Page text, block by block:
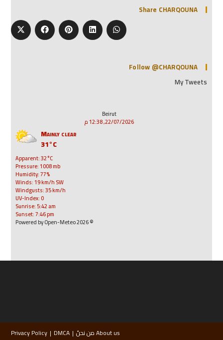
Share CHARQOUNA
Follow @CHARQOUNA
My Tweets
Beirut
22/07/2026, 12:38 م
Mainly clear
31°C
Apparent: 32°C
Pressure: 1008 mb
Humidity: 77%
Winds: 19 km/h SW
Windgusts: 35 km/h
UV-Index: 0
Sunrise: 5:42 am
Sunset: 7:46 pm
© 2026 Powered by Open-Meteo
About us من نحنُ DMCA
Privacy Policy